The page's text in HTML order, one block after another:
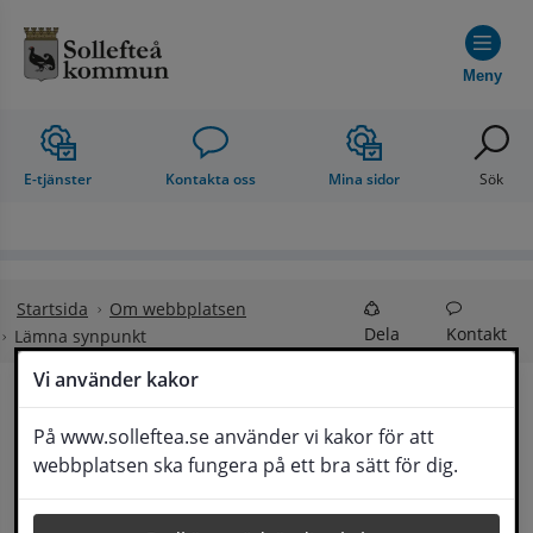
Vi använder kakor
På www.solleftea.se använder vi kakor för att
webbplatsen ska fungera på ett bra sätt för dig.
Meny
E-tjänster Kontakta oss Mina sidor Sök
Startsida
Om webbplatsen
Lämna synpunkt
Dela Kontakt
Lämna synpunkt
Här kan du lämna synpunkter, förslag och